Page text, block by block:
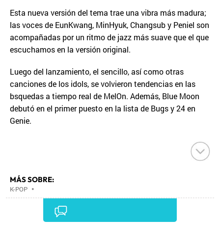
Esta nueva versión del tema trae una vibra más madura;
las voces de EunKwang, MinHyuk, Changsub y Peniel son
acompañadas por un ritmo de jazz más suave que el que
escuchamos en la versión original.
Luego del lanzamiento, el sencillo, así como otras
canciones de los idols, se volvieron tendencias en las
bsquedas a tiempo real de MelOn. Además, Blue Moon
debutó en el primer puesto en la lista de Bugs y 24 en
Genie.
MÁS SOBRE:
K-POP •